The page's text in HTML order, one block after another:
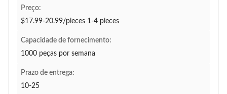
Preço:
$17.99-20.99/pieces 1-4 pieces
Capacidade de fornecimento:
1000 peças por semana
Prazo de entrega:
10-25